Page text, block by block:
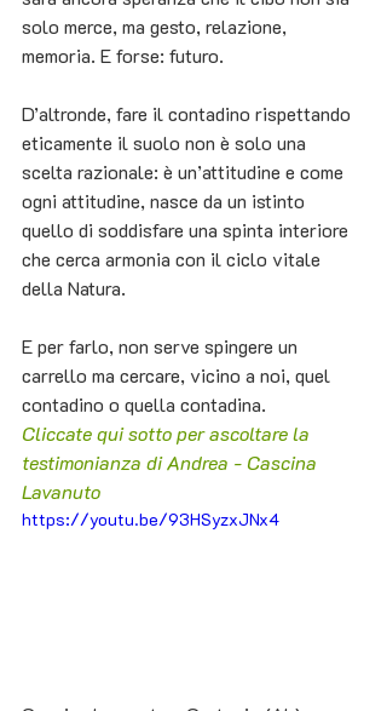
solo merce, ma gesto, relazione,
memoria. E forse: futuro.
D’altronde, fare il contadino rispettando
eticamente il suolo non è solo una
scelta razionale: è un’attitudine e come
ogni attitudine, nasce da un istinto
quello di soddisfare una spinta interiore
che cerca armonia con il ciclo vitale
della Natura.
E per farlo, non serve spingere un
carrello ma cercare, vicino a noi, quel
contadino o quella contadina.
Cliccate qui sotto per ascoltare la
testimonianza di Andrea - Cascina
Lavanuto
https://youtu.be/93HSyzxJNx4